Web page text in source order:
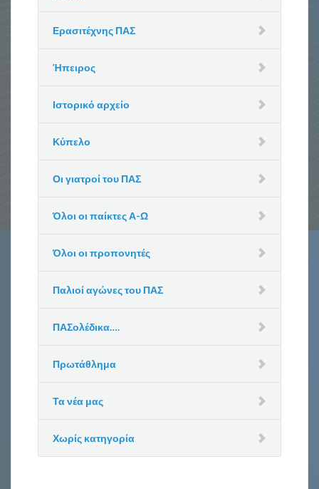
Ερασιτέχνης ΠΑΣ
Ήπειρος
Ιστορικό αρχείο
Κύπελο
Οι γιατροί του ΠΑΣ
Όλοι οι παίκτες Α-Ω
Όλοι οι προπονητές
Παλιοί αγώνες του ΠΑΣ
ΠΑΣολέδικα….
Πρωτάθλημα
Τα νέα μας
Χωρίς κατηγορία